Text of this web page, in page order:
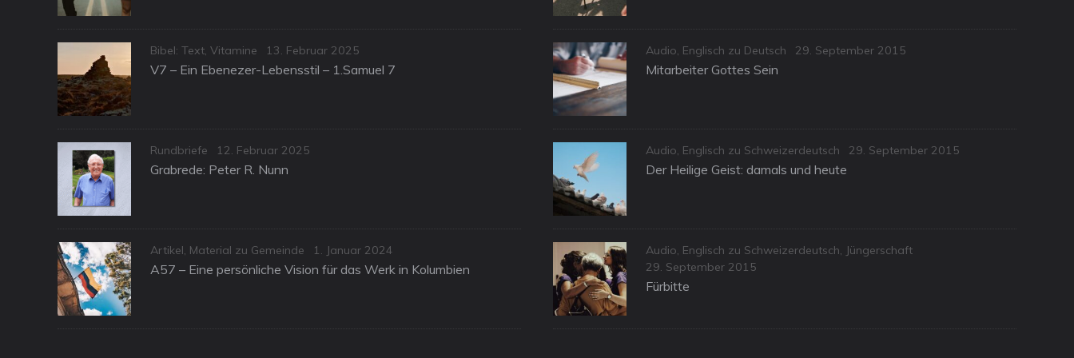
Categories
Bibel: Text,Vitamine
Posted
on
13. Februar 2025
V7 – Ein Ebenezer-Lebensstil – 1.Samuel 7
Categories
Rundbriefe
Posted
on
12. Februar 2025
Grabrede: Peter R. Nunn
Categories
Artikel, Material zu Gemeinde
Posted
on
1. Januar 2024
A57 – Eine persönliche Vision für das Werk in Kolumbien
Categories
Audio, Englisch zu Deutsch
Posted
29. September 2015
Mitarbeiter Gottes Sein
Categories
Audio, Englisch zu Schweizerdeutsch
Posted
29. September 2015
Der Heilige Geist: damals und heute
Categories
Audio, Englisch zu Schweizerdeutsch, Jüngerschaft
Posted
on
29. September 2015
Fürbitte